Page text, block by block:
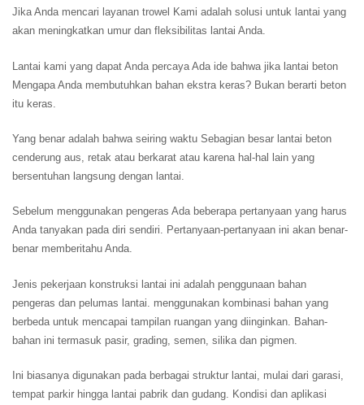
Jika Anda mencari layanan trowel Kami adalah solusi untuk lantai yang
akan meningkatkan umur dan fleksibilitas lantai Anda.
Lantai kami yang dapat Anda percaya Ada ide bahwa jika lantai beton
Mengapa Anda membutuhkan bahan ekstra keras? Bukan berarti beton
itu keras.
Yang benar adalah bahwa seiring waktu Sebagian besar lantai beton
cenderung aus, retak atau berkarat atau karena hal-hal lain yang
bersentuhan langsung dengan lantai.
Sebelum menggunakan pengeras Ada beberapa pertanyaan yang harus
Anda tanyakan pada diri sendiri. Pertanyaan-pertanyaan ini akan benar-
benar memberitahu Anda.
Jenis pekerjaan konstruksi lantai ini adalah penggunaan bahan
pengeras dan pelumas lantai. menggunakan kombinasi bahan yang
berbeda untuk mencapai tampilan ruangan yang diinginkan. Bahan-
bahan ini termasuk pasir, grading, semen, silika dan pigmen.
Ini biasanya digunakan pada berbagai struktur lantai, mulai dari garasi,
tempat parkir hingga lantai pabrik dan gudang. Kondisi dan aplikasi